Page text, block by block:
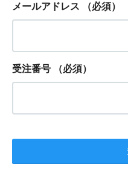
メールアドレス （必須）
受注番号 （必須）